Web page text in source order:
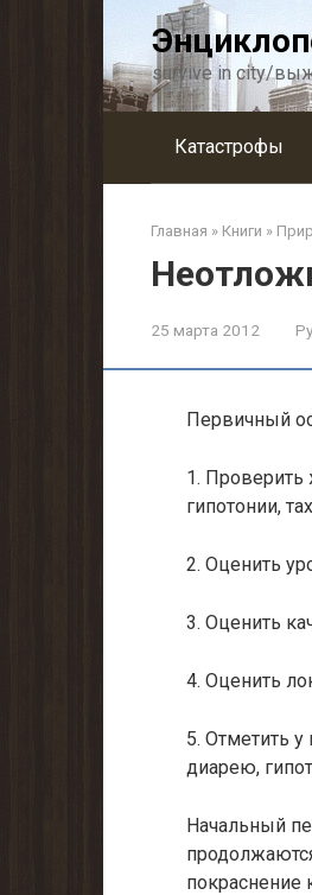
survive in city/
Катастрофы
Главная » Книги »
25 марта 2012
Первичный
1. Проверить
гипотонии,
2. Оценить
3. Оценить
4. Оценить
5. Отметить у
диарею,
Начальный
покраснение